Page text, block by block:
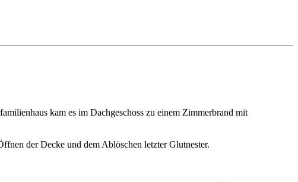
kam es im Dachgeschoss zu einem Zimmerbrand mit
der Decke und dem Ablöschen letzter Glutnester.